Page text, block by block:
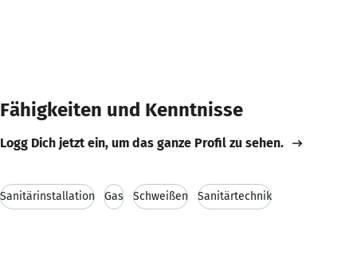
Fähigkeiten und Kenntnisse
Logg Dich jetzt ein, um das ganze Profil zu sehen.
Sanitärinstallation Gas Schweißen Sanitärtechnik